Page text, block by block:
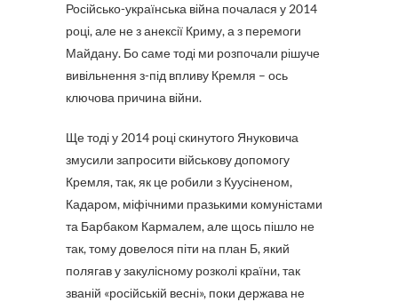
Російсько-українська війна почалася у 2014
році, але не з анексії Криму, а з перемоги
Майдану. Бо саме тоді ми розпочали рішуче
вивільнення з-під впливу Кремля – ось
ключова причина війни.
Ще тоді у 2014 році скинутого Януковича
змусили запросити військову допомогу
Кремля, так, як це робили з Куусіненом,
Кадаром, міфічними празькими комуністами
та Барбаком Кармалем, але щось пішло не
так, тому довелося піти на план Б, який
полягав у закулісному розколі країни, так
званій «російській весні», поки держава не